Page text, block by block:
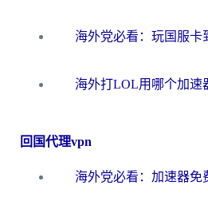
回国代理vpn